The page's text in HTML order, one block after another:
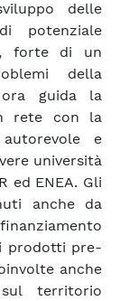
delle
potenziale
forte di un
della
ora guida la
rete con la
e
università
ed ENEA. Gli
anche da
prodotti pre-
anche
territorio